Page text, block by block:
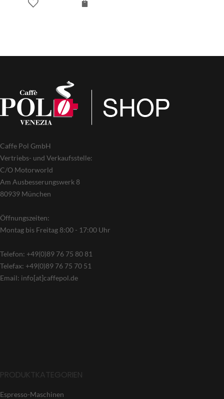
Caffe Pol GmbH
Vertriebs- und Verkaufsstelle:
C/O Motorworld
Am Ausbesserungswerk 8
80939 München
Öffnungszeiten:
Montag bis Freitag 8:00 - 17:00 Uhr
Telefon: +49(0)89 76 75 80 81
Telefax: +49(0)89 76 75 70 51
Email: info[at]caffepol.de
PRODUKTKATEGORIEN
Espresso-Maschinen